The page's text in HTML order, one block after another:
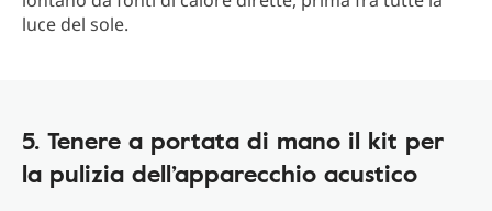
luce del sole.
5. Tenere a portata di mano il kit per
la pulizia dell’apparecchio acustico